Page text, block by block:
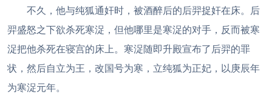
不久，他与纯狐通奸时，被酒醉后的后羿捉奸在床。后
羿盛怒之下欲杀死寒浞，但他哪里是寒浞的对手，反而被寒
浞把他杀死在寝宫的床上。寒浞随即升殿宣布了后羿的罪
状，然后自立为王，改国号为寒，立纯狐为正妃，以庚辰年
为寒浞元年。